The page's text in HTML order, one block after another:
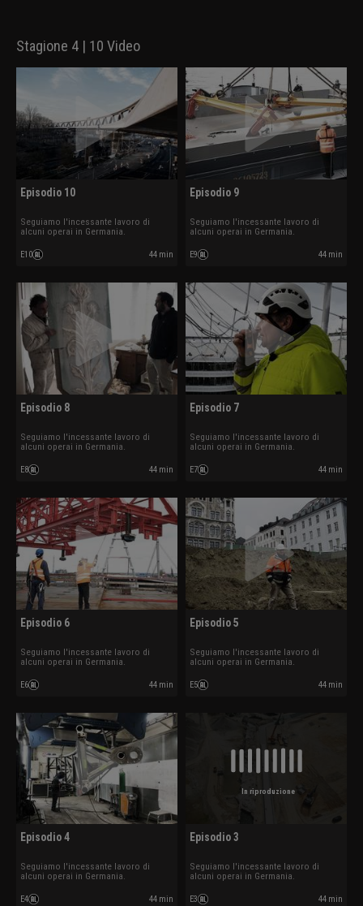
Stagione 4 | 10 Video
Episodio 10
Seguiamo l'incessante lavoro di
alcuni operai in Germania.
E10 44 min
Episodio 9
Seguiamo l'incessante lavoro di
alcuni operai in Germania.
E9 44 min
Episodio 8
Seguiamo l'incessante lavoro di
alcuni operai in Germania.
E8 44 min
Episodio 7
Seguiamo l'incessante lavoro di
alcuni operai in Germania.
E7 44 min
Episodio 6
Seguiamo l'incessante lavoro di
alcuni operai in Germania.
E6 44 min
Episodio 5
Seguiamo l'incessante lavoro di
alcuni operai in Germania.
E5 44 min
Episodio 4
Seguiamo l'incessante lavoro di
alcuni operai in Germania.
E4 44 min
In riproduzione
Episodio 3
Seguiamo l'incessante lavoro di
alcuni operai in Germania.
E3 44 min